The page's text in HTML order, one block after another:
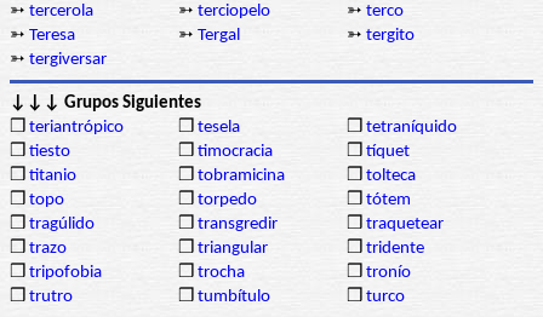
➳ tercerola ➳ terciopelo ➳ terco
➳ Teresa ➳ Tergal ➳ tergito
➳ tergiversar
↓↓↓ Grupos Siguientes
❒ teriantrópico ❒ tesela ❒ tetraníquido
❒ tiesto ❒ timocracia ❒ tíquet
❒ titanio ❒ tobramicina ❒ tolteca
❒ topo ❒ torpedo ❒ tótem
❒ tragúlido ❒ transgredir ❒ traquetear
❒ trazo ❒ triangular ❒ tridente
❒ tripofobia ❒ trocha ❒ tronío
❒ trutro ❒ tumbítulo ❒ turco